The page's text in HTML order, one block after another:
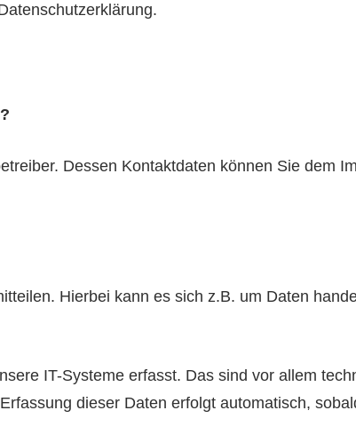
Dessen Kontaktdaten können Sie dem
Hierbei kann es sich z.B. um Daten
IT-Systeme erfasst. Das sind vor allem
dieser Daten erfolgt automatisch,